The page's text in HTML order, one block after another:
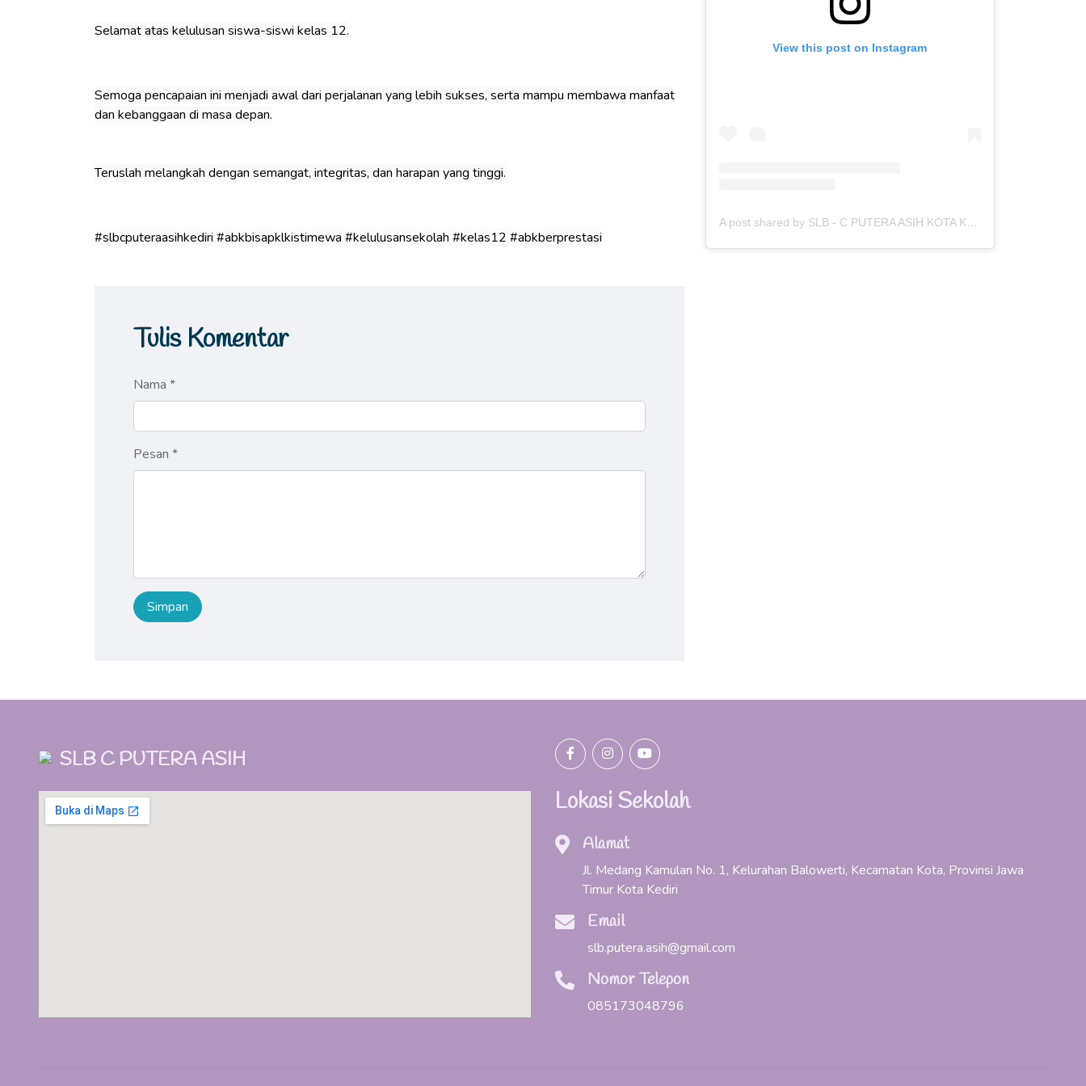
Selamat atas kelulusan siswa-siswi kelas 12.
Semoga pencapaian ini menjadi awal dari perjalanan yang lebih sukses, serta mampu membawa manfaat
dan kebanggaan di masa depan.
Teruslah melangkah dengan semangat, integritas, dan harapan yang tinggi.
#slbcputeraasihkediri #abkbisapklkistimewa #kelulusansekolah #kelas12 #abkberprestasi
Tulis Komentar
Nama *
Pesan *
View this post on Instagram
SLB C PUTERA ASIH
Lokasi Sekolah
Alamat
Jl. Medang Kamulan No. 1, Kelurahan Balowerti, Kecamatan Kota, Provinsi Jawa
Timur Kota Kediri
Email
slb.putera.asih@gmail.com
Nomor Telepon
085173048796